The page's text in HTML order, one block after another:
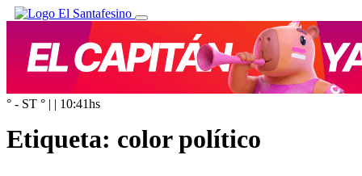
° - ST ° | | 10:41hs
Etiqueta: color político